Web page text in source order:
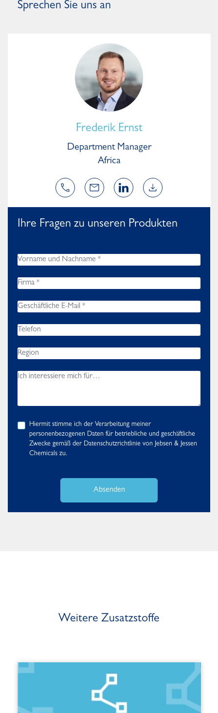
Sprechen Sie uns an
Frederik Ernst
Department Manager
Africa
Ihre Fragen zu unseren Produkten
Hiermit stimme ich der Verarbeitung meiner
personenbezogenen Daten für betriebliche und geschäftliche
Zwecke gemäß der Datenschutzrichtlinie von Jebsen & Jessen
Chemicals zu.
Absenden
Weitere Zusatzstoffe